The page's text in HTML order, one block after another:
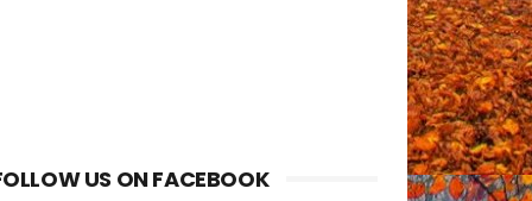
US ON FACEBOOK